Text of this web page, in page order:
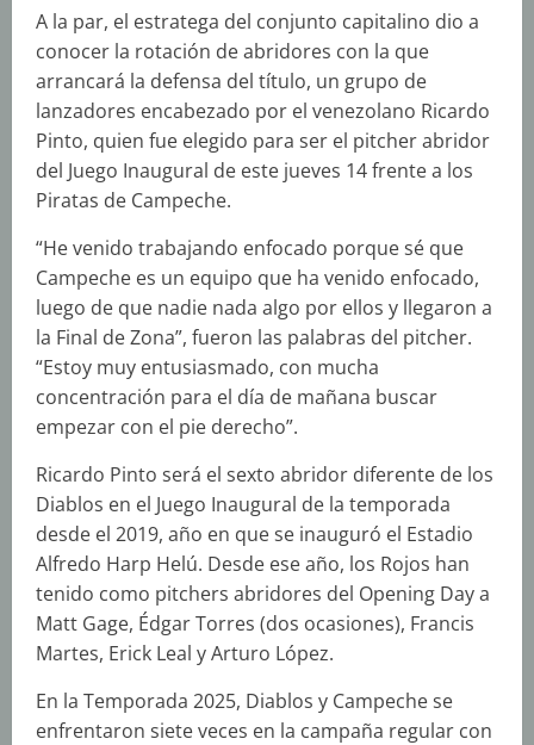
A la par, el estratega del conjunto capitalino dio a
conocer la rotación de abridores con la que
arrancará la defensa del título, un grupo de
lanzadores encabezado por el venezolano Ricardo
Pinto, quien fue elegido para ser el pitcher abridor
del Juego Inaugural de este jueves 14 frente a los
Piratas de Campeche.
“He venido trabajando enfocado porque sé que
Campeche es un equipo que ha venido enfocado,
luego de que nadie nada algo por ellos y llegaron a
la Final de Zona”, fueron las palabras del pitcher.
“Estoy muy entusiasmado, con mucha
concentración para el día de mañana buscar
empezar con el pie derecho”.
Ricardo Pinto será el sexto abridor diferente de los
Diablos en el Juego Inaugural de la temporada
desde el 2019, año en que se inauguró el Estadio
Alfredo Harp Helú. Desde ese año, los Rojos han
tenido como pitchers abridores del Opening Day a
Matt Gage, Édgar Torres (dos ocasiones), Francis
Martes, Erick Leal y Arturo López.
En la Temporada 2025, Diablos y Campeche se
enfrentaron siete veces en la campaña regular con